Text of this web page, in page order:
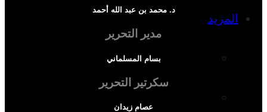
المزيد
إفريقيا في المؤشرات
د. محمد بن عبد الله أحمد
مدير التحرير
بسام المسلماني
سكرتير التحرير
عصام زيدان